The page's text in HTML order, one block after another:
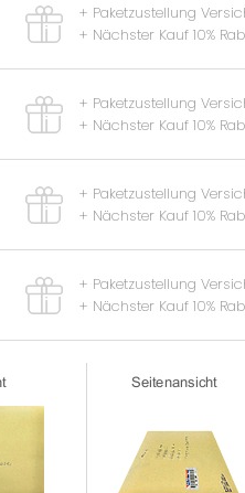
+ Paketzustellung
+ Nächster Kauf 10%
+ Paketzustellung
+ Nächster Kauf 10%
+ Paketzustellung
+ Nächster Kauf 10%
+ Paketzustellung
+ Nächster Kauf 10%